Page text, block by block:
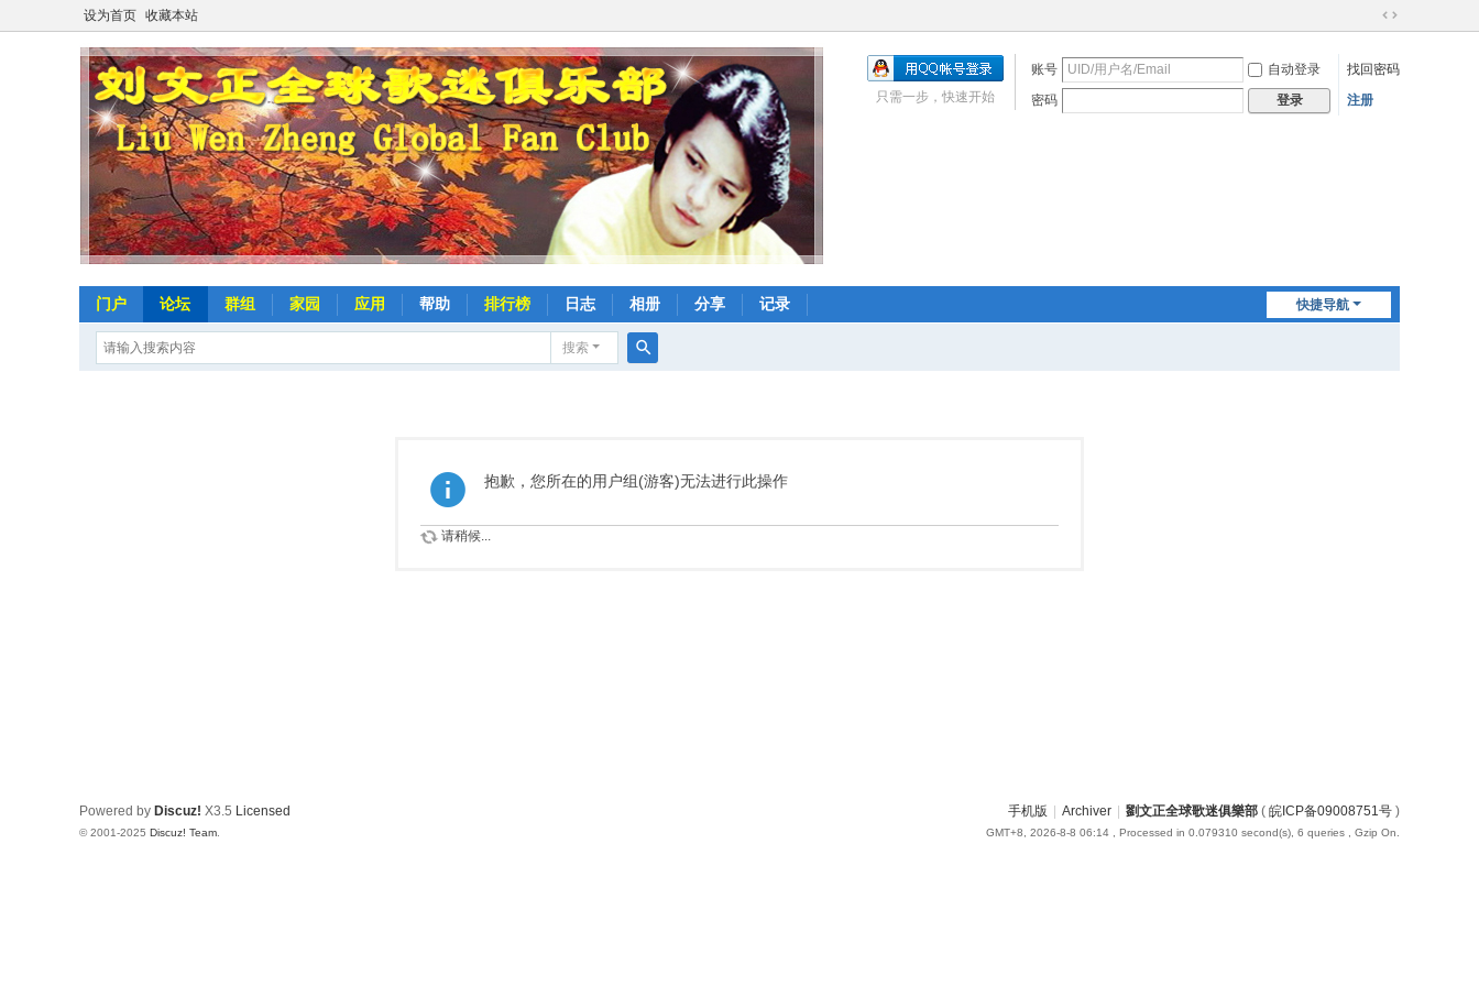
设为首页 收藏本站
切
到
账号 自动登录
找回密码
密码
登录 注册
只需一步，快速开始
快捷导航
门户 论坛 群组 家园 应用 帮助 排行榜 日志 相册 分享 记录
搜索
抱歉，您所在的用户组(游客)无法进行此操作
请稍候...
手机版 Archiver 劉文正全球歌迷俱樂部 ( 皖ICP备09008751号 )
GMT+8, 2026-8-8 06:14 , Processed in 0.079310 second(s), 6 queries , Gzip On.
Powered by Discuz! X3.5 Licensed
© 2001-2025 Discuz! Team